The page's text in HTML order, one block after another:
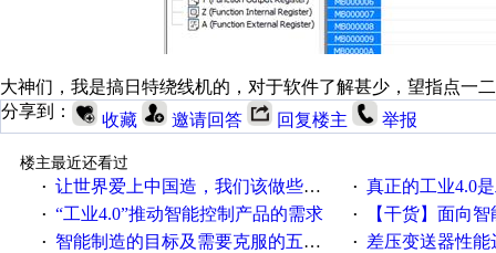
大神们，我是搞日特绕线机的，对于软件了解甚少，望指点一二
分享到：
收藏 邀请回答 回复楼主 举报
楼主最近还看过
· 让世界爱上中国造，我们该做些什么 · 真正的工业4.0
· “工业4.0”推动智能控制产品的需求 · 【干货】面向
· 智能制造的目标及需要克服的五个障碍 · 差压变送器性能达